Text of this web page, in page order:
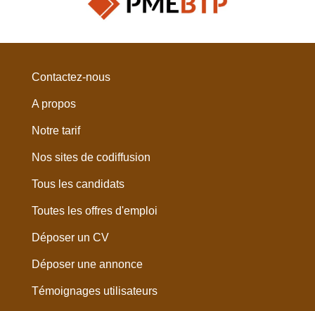
Contactez-nous
A propos
Notre tarif
Nos sites de codiffusion
Tous les candidats
Toutes les offres d'emploi
Déposer un CV
Déposer une annonce
Témoignages utilisateurs